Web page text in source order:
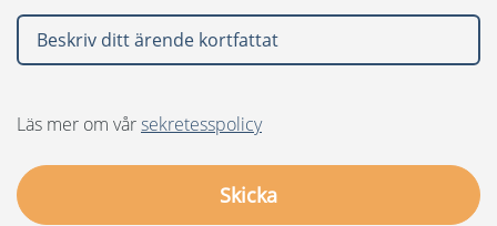
Läs mer om vårsekretesspolicy